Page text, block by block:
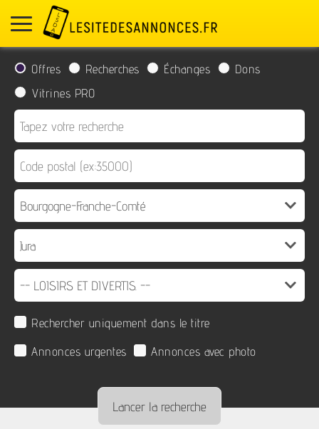
Offres Recherches Échanges
Dons
Vitrines PRO
Rechercher uniquement dans le titre
Annonces urgentes
Annonces avec photo